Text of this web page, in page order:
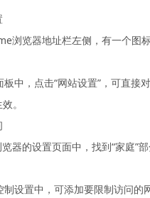
浏览器地址栏左侧，有一个图
中，点击“网站设置”，可直
。
器的设置页面中，找到“家庭”
设置中，可添加要限制访问